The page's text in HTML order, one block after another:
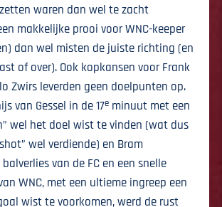
waren dan wel te zacht
makkelijke prooi voor WNC-keeper
dan wel misten de juiste richting (en
of over). Ook kopkansen voor Frank
Zwirs leverden geen doelpunten op.
van Gessel in de 17e minuut met een
wel het doel wist te vinden (wat dus
wel verdiende) en Bram
van de FC en een snelle
WNC, met een ultieme ingreep een
wist te voorkomen, werd de rust